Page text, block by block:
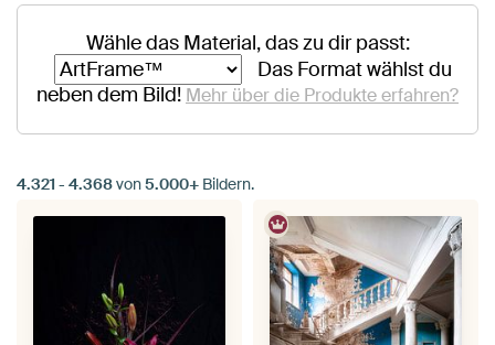
Wähle das Material, das zu dir passt:
Das Format wählst du
neben dem Bild! Mehr über die Produkte erfahren?
4.321 - 4.368von5.000+ Bildern.